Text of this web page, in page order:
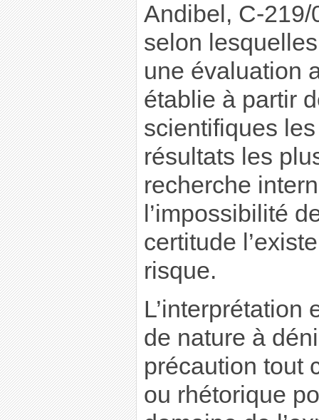
Andibel, C-219/
selon
une évaluation
établie à partir
scientifiques
résultats les
recherche
l’impossibilité
certitude
risque.
L’interprétation
de nature à
précaution tout
ou rhétorique